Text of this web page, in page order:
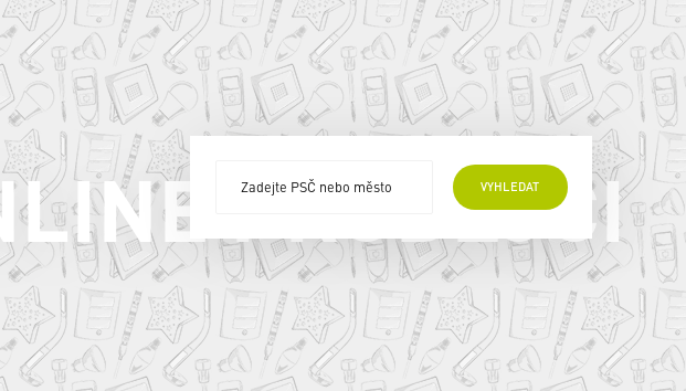
VYHLEDAT
PRODEJCI